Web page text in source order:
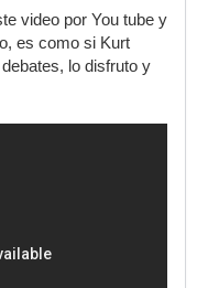
video por You tube y
es como si Kurt
lo disfruto y